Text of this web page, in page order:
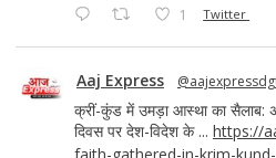
1 Twitter
Aaj Express
क्रीं-कुंड में उमड़ा आस्था का सैलाब:
दिवस पर देश-विदेश के ... https://